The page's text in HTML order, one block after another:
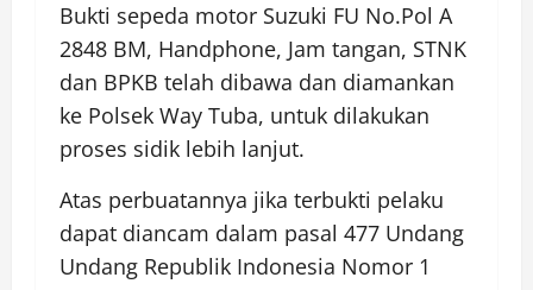
Bukti sepeda motor Suzuki FU No.Pol A
2848 BM, Handphone, Jam tangan, STNK
dan BPKB telah dibawa dan diamankan
ke Polsek Way Tuba, untuk dilakukan
proses sidik lebih lanjut.
Atas perbuatannya jika terbukti pelaku
dapat diancam dalam pasal 477 Undang
Undang Republik Indonesia Nomor 1